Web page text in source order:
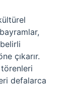
çıkarır.
defalarca